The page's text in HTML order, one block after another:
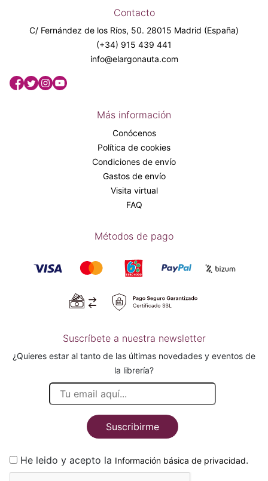
Contacto
C/ Fernández de los Ríos, 50. 28015 Madrid (España)
(+34) 915 439 441
info@elargonauta.com
Más información
Conócenos
Política de cookies
Condiciones de envío
Gastos de envío
Visita virtual
FAQ
Métodos de pago
Suscríbete a nuestra newsletter
¿Quieres estar al tanto de las últimas novedades y eventos de
la librería?
Suscribirme
He leido y acepto la Información básica de privacidad.